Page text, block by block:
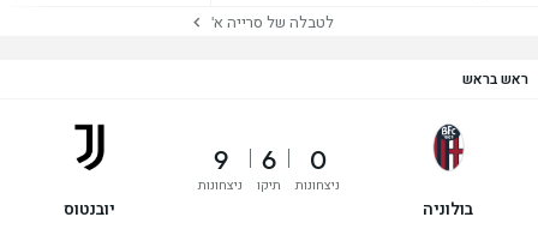
לטבלה של סרייה א'
ראש בראש
בולוניה
0
ניצחונות
6
תיקו
9
ניצחונות
יובנטוס